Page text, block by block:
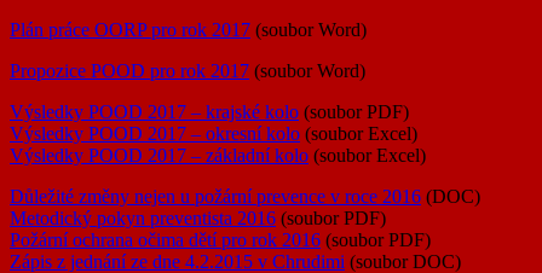
Plán práce OORP pro rok 2017 (soubor Word)
Propozice POOD pro rok 2017 (soubor Word)
Výsledky POOD 2017 – krajské kolo (soubor PDF)
Výsledky POOD 2017 – okresní kolo (soubor Excel)
Výsledky POOD 2017 – základní kolo (soubor Excel)
Důležité změny nejen u požární prevence v roce 2016 (DOC)
Metodický pokyn preventista 2016 (soubor PDF)
Požární ochrana očima dětí pro rok 2016 (soubor PDF)
Zápis z jednání ze dne 4.2.2015 v Chrudimi (soubor DOC)